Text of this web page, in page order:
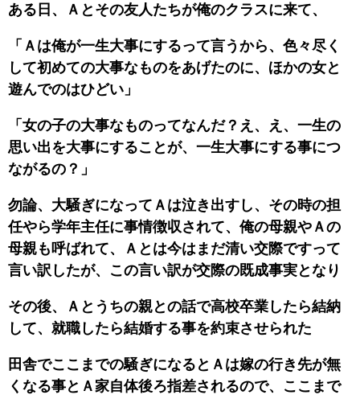
ある日、Ａとその友人たちが俺のクラスに来て、
「Ａは俺が一生大事にするって言うから、色々尽く
して初めての大事なものをあげたのに、ほかの女と
遊んでのはひどい」
「女の子の大事なものってなんだ？え、え、一生の
思い出を大事にすることが、一生大事にする事につ
ながるの？」
勿論、大騒ぎになってＡは泣き出すし、その時の担
任やら学年主任に事情徴収されて、俺の母親やＡの
母親も呼ばれて、Ａとは今はまだ清い交際ですって
言い訳したが、この言い訳が交際の既成事実となり
その後、Ａとうちの親との話で高校卒業したら結納
して、就職したら結婚する事を約束させられた
田舎でここまでの騒ぎになるとＡは嫁の行き先が無
くなる事とＡ家自体後ろ指差されるので、ここまで